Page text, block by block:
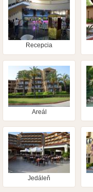
Recepcia
Areál
Jedáleň